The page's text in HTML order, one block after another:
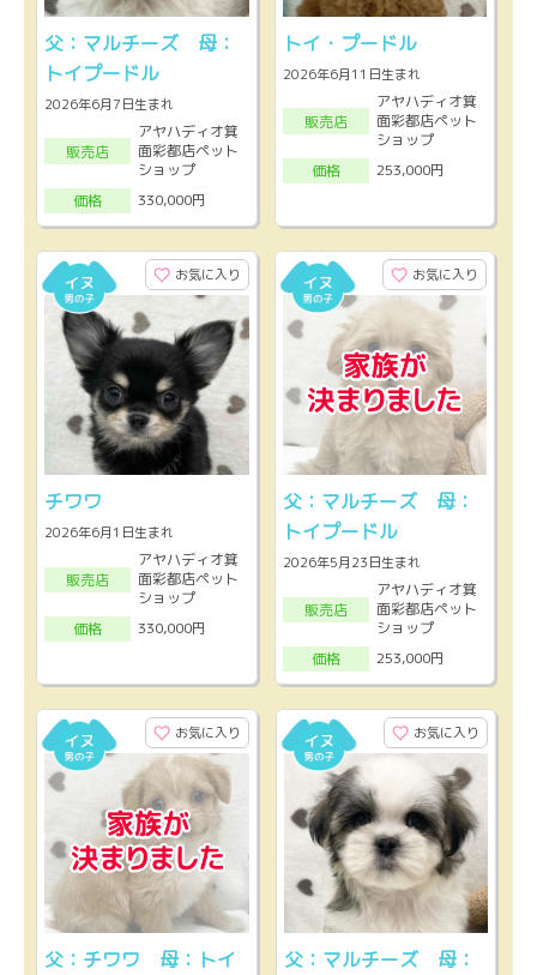
父：マルチーズ 母：
トイプードル
2026年6月7日生まれ
販売店
アヤハディオ箕
面彩都店ペット
ショップ
価格
330,000円
トイ・プードル
2026年6月11日生まれ
販売店
アヤハディオ箕
面彩都店ペット
ショップ
価格
253,000円
お気に入り
チワワ
2026年6月1日生まれ
販売店
アヤハディオ箕
面彩都店ペット
ショップ
価格
330,000円
お気に入り
父：マルチーズ 母：
トイプードル
2026年5月23日生まれ
販売店
アヤハディオ箕
面彩都店ペット
ショップ
価格
253,000円
お気に入り
父：チワワ 母：トイ
お気に入り
父：マルチーズ 母：